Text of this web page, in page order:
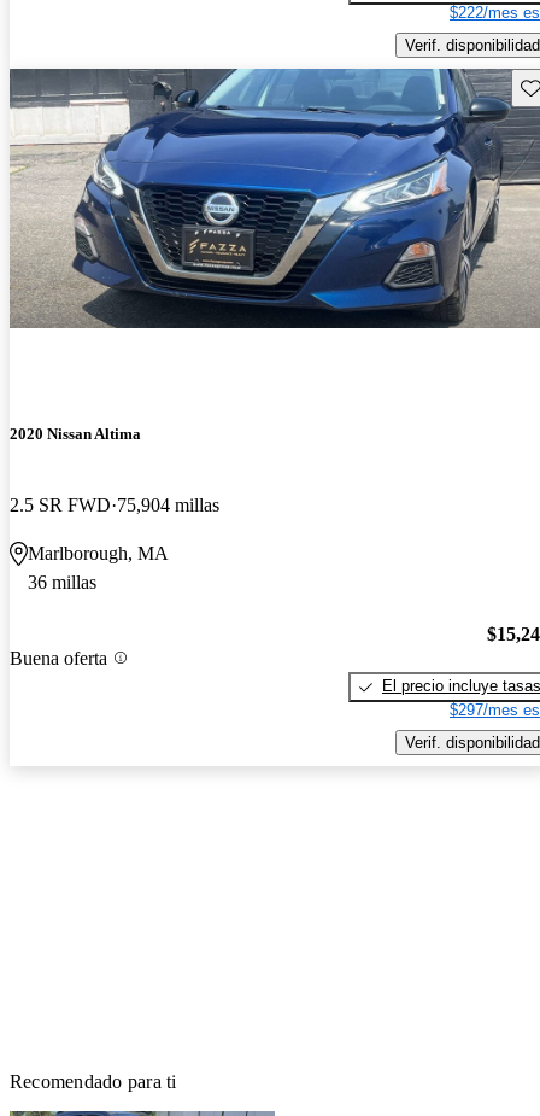
$222/mes
Verif. disponibilidad
2020 Nissan Altima
2.5 SR FWD 75,904 millas
Marlborough, MA
36 millas
Buena oferta
El precio incluye tasas
$297/mes
Verif. disponibilidad
Recomendado para ti